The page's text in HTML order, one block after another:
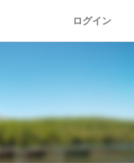
ログイン